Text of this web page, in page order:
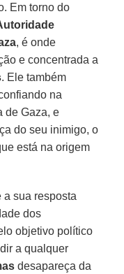
Em torno do
, é onde
e concentrada a
. Ele também
na
de Gaza, e
do seu inimigo, o
está na origem
a sua resposta
dos
objetivo político
a qualquer
desapareça da